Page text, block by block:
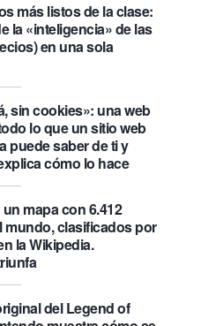
más listos de la clase:
la «inteligencia» de las
en una sola
sin cookies»: una web
lo que un sitio web
puede saber de ti y
cómo lo hace
mapa con 6.412
mundo, clasificados por
la Wikipedia.
del Legend of